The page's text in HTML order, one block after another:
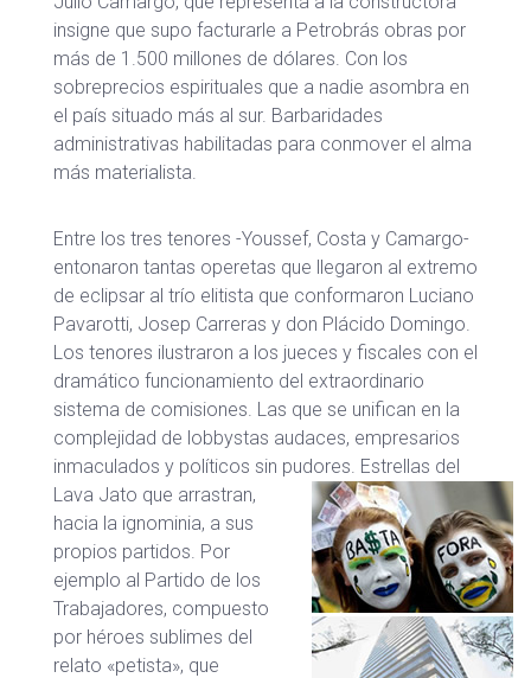
insigne que supo facturarle a Petrobrás obras por
más de 1.500 millones de dólares. Con los
sobreprecios espirituales que a nadie asombra en
el país situado más al sur. Barbaridades
administrativas habilitadas para conmover el alma
más materialista.
Entre los tres tenores -Youssef, Costa y Camargo-
entonaron tantas operetas que llegaron al extremo
de eclipsar al trío elitista que conformaron Luciano
Pavarotti, Josep Carreras y don Plácido Domingo.
Los tenores ilustraron a los jueces y fiscales con el
dramático funcionamiento del extraordinario
sistema de comisiones. Las que se unifican en la
complejidad de lobbystas audaces, empresarios
inmaculados y políticos sin pudores. Estrellas del
Lava Jato que arrastran,
hacia la ignominia, a sus
propios partidos. Por
ejemplo al Partido de los
Trabajadores, compuesto
por héroes sublimes del
relato «petista», que